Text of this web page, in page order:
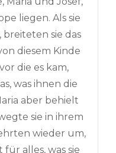
liegen. Als sie
sie das
diesem Kinde
die es kam,
was ihnen die
aber behielt
sie in ihrem
wieder um,
alles, was sie